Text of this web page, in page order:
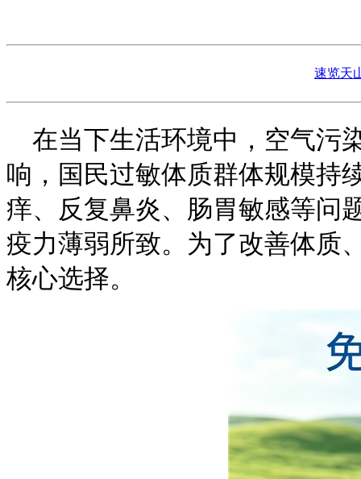
速览天
在当下生活环境中，空气污
响，国民过敏体质群体规模持
痒、反复鼻炎、肠胃敏感等问
疫力薄弱所致。为了改善体质
核心选择。